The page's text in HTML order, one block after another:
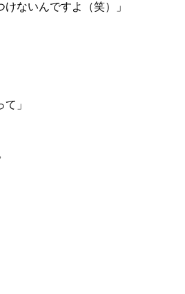
ないんですよ（笑）」
」